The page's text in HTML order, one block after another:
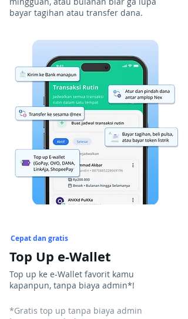
bayar tagihan atau transfer dana.
Cepat dan gratis
Top Up e-Wallet
Top up ke e-Wallet favorit kamu
kapanpun, tanpa biaya admin*!
*Gratis top up tanpa biaya admin